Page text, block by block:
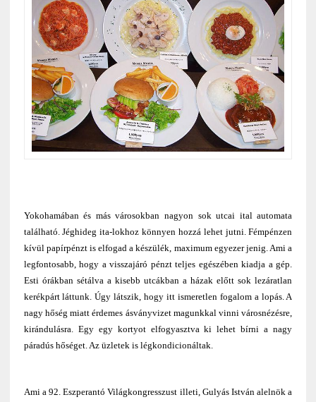
Yokohamában és más városokban nagyon sok utcai ital automata
található. Jéghideg ita-lokhoz könnyen hozzá lehet jutni. Fémpénzen
kívül papírpénzt is elfogad a készülék, maximum egyezer jenig. Ami a
legfontosabb, hogy a visszajáró pénzt teljes egészében kiadja a gép.
Esti órákban sétálva a kisebb utcákban a házak előtt sok lezáratlan
kerékpárt láttunk. Úgy látszik, hogy itt ismeretlen fogalom a lopás. A
nagy hőség miatt érdemes ásványvizet magunkkal vinni városnézésre,
kirándulásra. Egy egy kortyot elfogyasztva ki lehet bírni a nagy
páradús hőséget. Az üzletek is légkondicionáltak.
Ami a 92. Eszperantó Világkongresszust illeti, Gulyás István alelnök a